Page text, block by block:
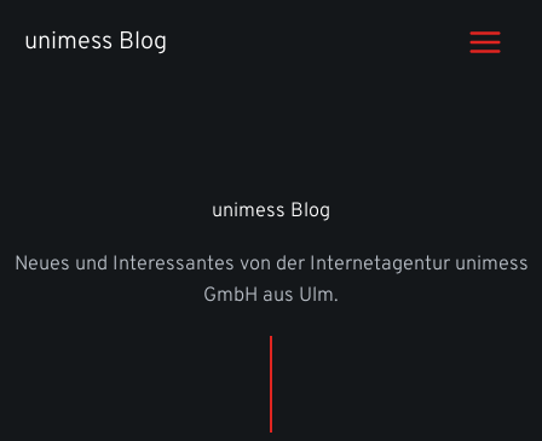
Inhaltunimess Blog
unimess Blog
Neues und Interessantes von der Internetagentur unimess
GmbH aus Ulm.